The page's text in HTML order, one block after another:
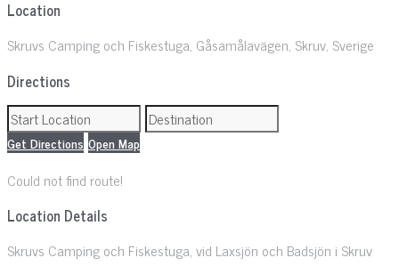
Location
Skruvs Camping och Fiskestuga, Gåsamålavägen, Skruv, Sverige
Directions
Get Directions Open Map
Could not find route!
Location Details
Skruvs Camping och Fiskestuga, vid Laxsjön och Badsjön i Skruv